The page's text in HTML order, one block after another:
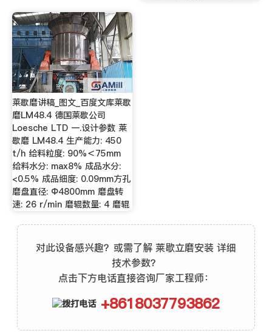
莱歇磨讲稿_图文_百度文库莱歇
磨LM48.4 德国莱歇公司
Loesche LTD 一.设计参数 莱
歇磨 LM48.4 生产能力: 450
t/h 给料粒度: 90%＜75mm
给料水分: max8% 成品水分:
<0.5% 成品细度: 0.09mm方孔
磨盘直径: Φ4800mm 磨盘转
速: 26 r/min 磨辊数量: 4 磨辊
对此设备感兴趣？或需了解 莱歇立磨安装 详细
技术参数？
点击下方电话直接咨询厂家工程师：
+8618037793862